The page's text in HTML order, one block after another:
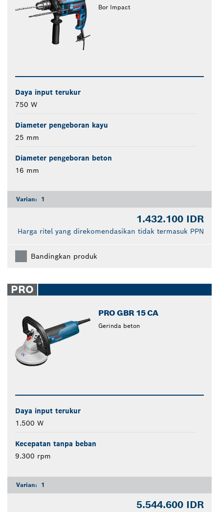
Bor Impact
Daya input terukur
750 W
Diameter pengeboran kayu
25 mm
Diameter pengeboran beton
16 mm
Varian: 1
1.432.100 IDR
Harga ritel yang direkomendasikan tidak termasuk PPN
Bandingkan produk
PRO
PRO GBR 15 CA
Gerinda beton
Daya input terukur
1.500 W
Kecepatan tanpa beban
9.300 rpm
Varian: 1
5.544.600 IDR